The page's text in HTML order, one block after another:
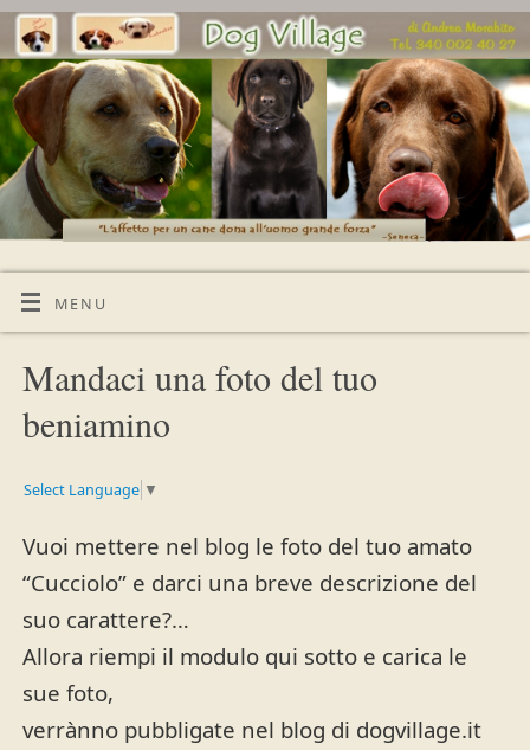
MENU
Mandaci una foto del tuo
beniamino
Select Language ▼
Vuoi mettere nel blog le foto del tuo amato
“Cucciolo” e darci una breve descrizione del
suo carattere?…
Allora riempi il modulo qui sotto e carica le
sue foto,
verrànno pubbligate nel blog di dogvillage.it